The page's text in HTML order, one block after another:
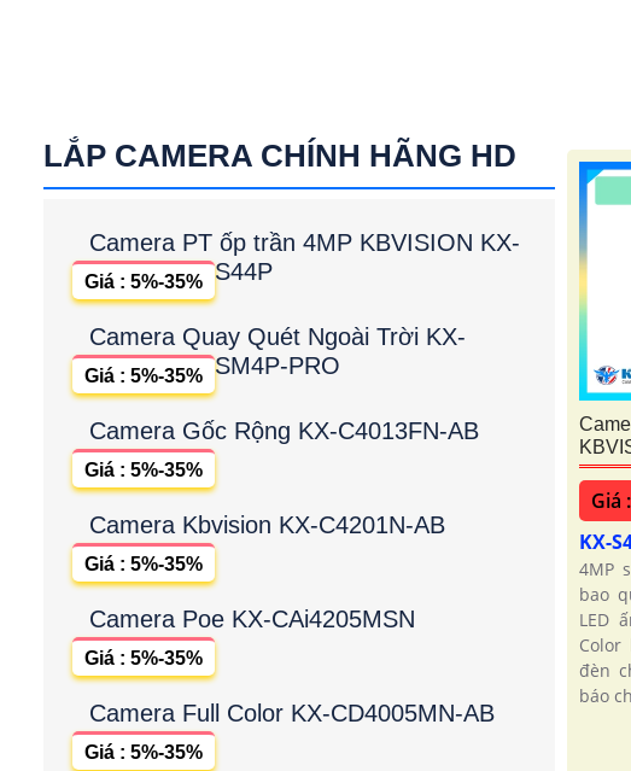
LẮP CAMERA CHÍNH HÃNG HD
Camera PT ốp trần 4MP KBVISION KX-
S44P
Giá : 5%-35%
Camera Quay Quét Ngoài Trời KX-
SM4P-PRO
Giá : 5%-35%
Camera Gốc Rộng KX-C4013FN-AB
Giá : 5%-35%
Camera Kbvision KX-C4201N-AB
Giá : 5%-35%
Camera Poe KX-CAi4205MSN
Giá : 5%-35%
Camera Full Color KX-CD4005MN-AB
Giá : 5%-35%
Giá
KX-
4MP
bao
LED
đèn
báo